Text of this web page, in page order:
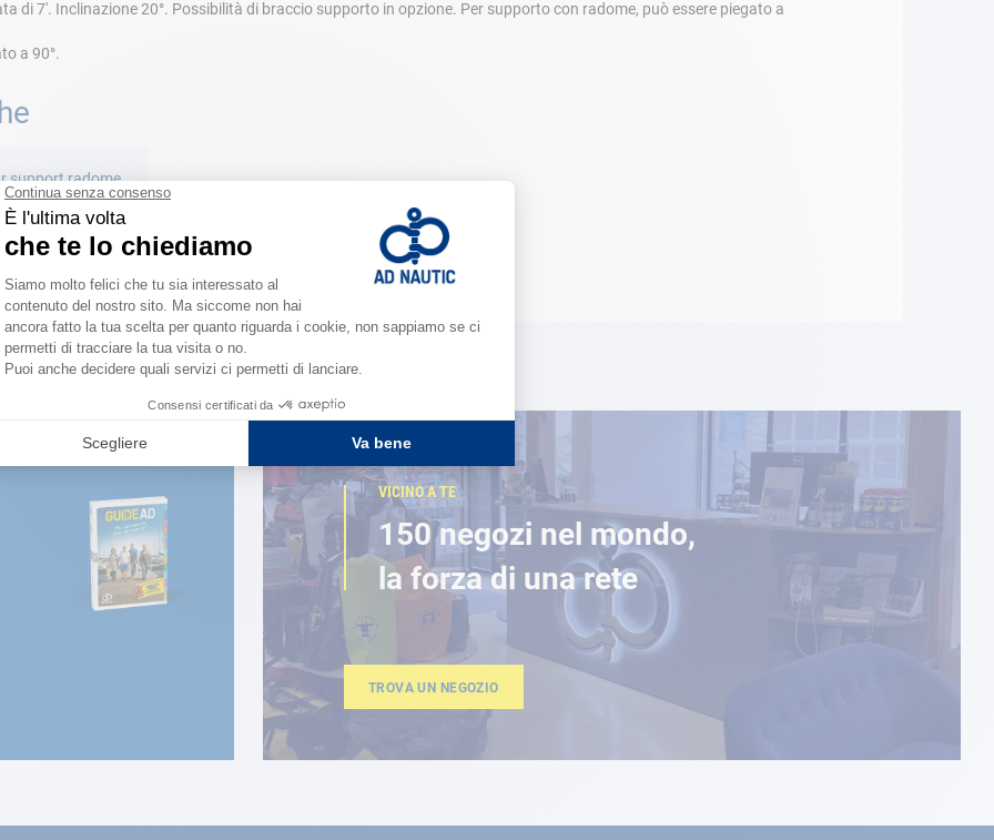
di 7'. Inclinazione 20°. Possibilità di braccio supporto in opzione. Per supporto con radome, può essere piegato a
a 90°.
support radome
VICINO A TE
150 negozi nel mondo,
la forza di una rete
TROVA UN NEGOZIO